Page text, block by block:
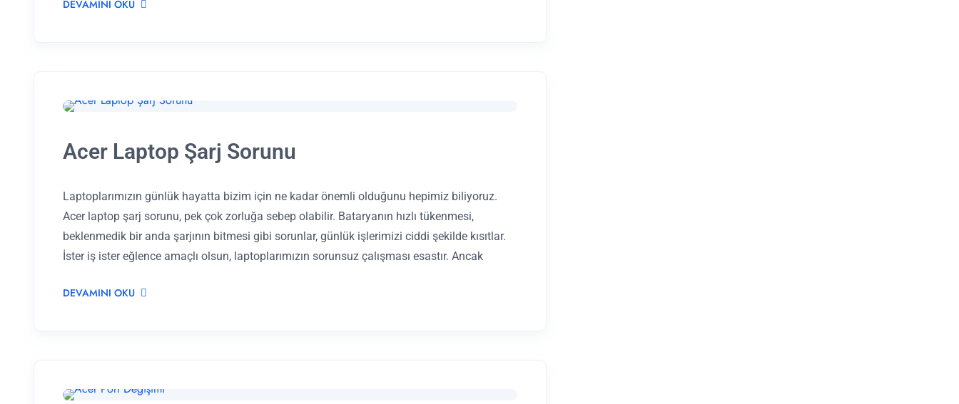
DEVAMINI OKU
Acer Laptop Şarj Sorunu
Laptoplarımızın günlük hayatta bizim için ne kadar önemli olduğunu hepimiz biliyoruz.
Acer laptop şarj sorunu, pek çok zorluğa sebep olabilir. Bataryanın hızlı tükenmesi,
beklenmedik bir anda şarjının bitmesi gibi sorunlar, günlük işlerimizi ciddi şekilde kısıtlar.
İster iş ister eğlence amaçlı olsun, laptoplarımızın sorunsuz çalışması esastır. Ancak
DEVAMINI OKU